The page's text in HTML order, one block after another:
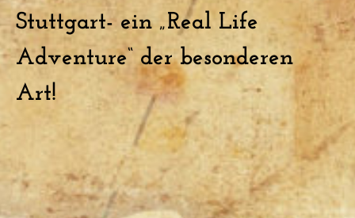
Stuttgart- ein „Real Life
Adventure“ der besonderen
Art!